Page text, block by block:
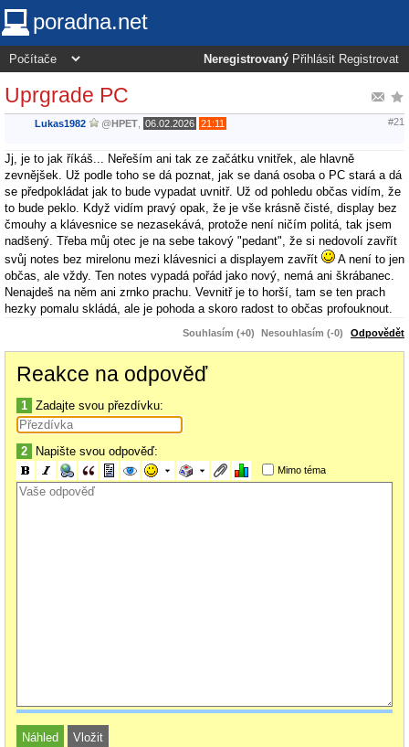
poradna.net
Neregistrovaný Přihlásit Registrovat
Uprgrade PC
Lukas1982 @HPET 06.02.2026 21:11 #21
Jj, je to jak říkáš... Neřeším ani tak ze začátku vnitřek, ale hlavně
zevnějšek. Už podle toho se dá poznat, jak se daná osoba o PC stará a dá
se předpokládat jak to bude vypadat uvnitř. Už od pohledu občas vidím, že
to bude peklo. Když vidím pravý opak, že je vše krásně čisté, display bez
čmouhy a klávesnice se nezasekává, protože není ničím politá, tak jsem
nadšený. Třeba můj otec je na sebe takový "pedant", že si nedovolí zavřít
svůj notes bez mirelonu mezi klávesnici a displayem zavřít
A není to jen
občas, ale vždy. Ten notes vypadá pořád jako nový, nemá ani škrábanec.
Nenajdeš na něm ani zrnko prachu. Vevnitř je to horší, tam se ten prach
hezky pomalu skládá, ale je pohoda a skoro radost to občas profouknout.
Souhlasím (+0) Nesouhlasím (-0) Odpovědět
Reakce na odpověď
1 Zadajte svou přezdívku:
2 Napište svou odpověď:
Mimo téma